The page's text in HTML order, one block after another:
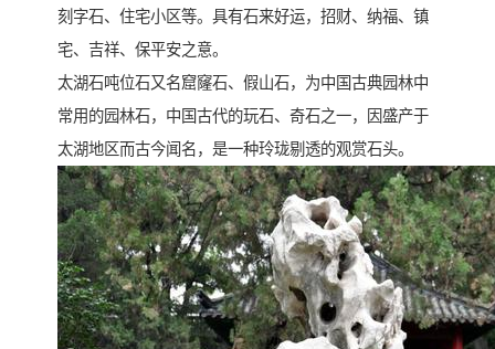
刻字石、住宅小区等。具有石来好运，招财、纳福、镇
宅、吉祥、保平安之意。
太湖石吨位石又名窟窿石、假山石，为中国古典园林中
常用的园林石，中国古代的玩石、奇石之一，因盛产于
太湖地区而古今闻名，是一种玲珑剔透的观赏石头。